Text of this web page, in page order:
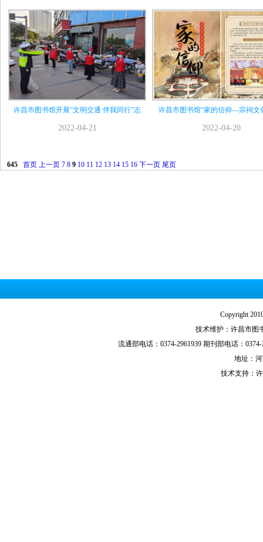
许昌市图书馆开展“文明交通 伴我同行”志
2022-04-21
许昌市图书馆“家的信仰—宗祠文
2022-04-20
645 首页 上一页 7 8 9 10 11 12 13 14 15 16 下一页 尾页
Copyright
技术维护：许昌市图
流通部电话：0374-2961939 期刊部电话：
地址：
技术支持：